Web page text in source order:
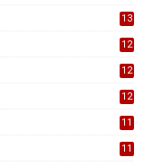
13
12
12
12
11
11